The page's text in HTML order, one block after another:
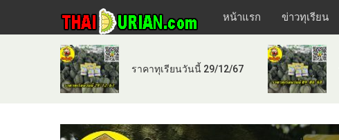
หน้าแรก ข่าวทุเรียน
ราคาทุเรียนวันนี้ 29/12/67